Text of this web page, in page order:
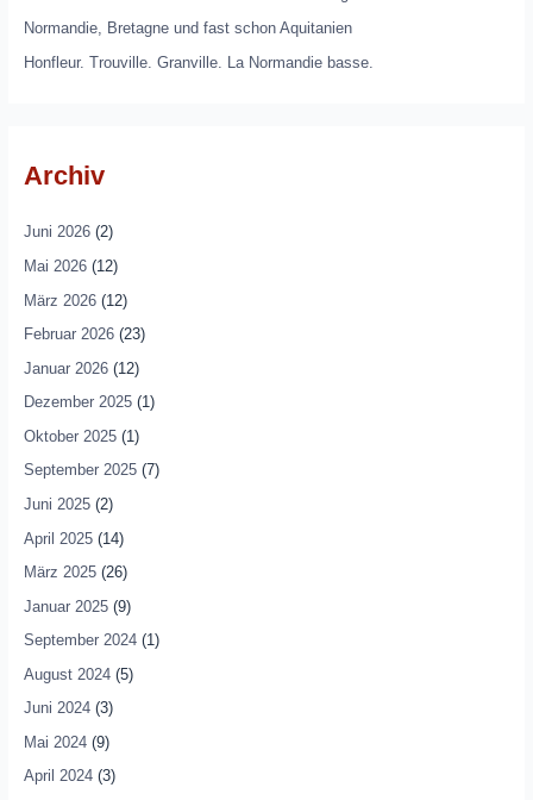
Normandie, Bretagne und fast schon Aquitanien
Honfleur. Trouville. Granville. La Normandie basse.
Archiv
Juni 2026(2)
Mai 2026(12)
März 2026(12)
Februar 2026(23)
Januar 2026(12)
Dezember 2025(1)
Oktober 2025(1)
September 2025(7)
Juni 2025(2)
April 2025(14)
März 2025(26)
Januar 2025(9)
September 2024(1)
August 2024(5)
Juni 2024(3)
Mai 2024(9)
April 2024(3)